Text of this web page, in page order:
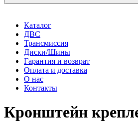
Каталог
ДВС
Трансмиссия
Диски/Шины
Гарантия и возврат
Оплата и доставка
О нас
Контакты
Кронштейн